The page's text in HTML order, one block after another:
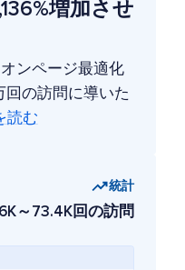
増加させ
ンページ最適化
回の訪問に導いた
読む
統計
～73.4K回の訪問